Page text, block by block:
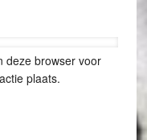
deze browser voor
plaats.